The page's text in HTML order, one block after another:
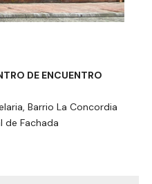
DE ENCUENTRO
Barrio La Concordia
de Fachada